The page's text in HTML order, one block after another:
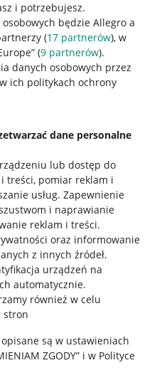
i potrzebujesz.
będzie Allegro a
(17 partnerów), w
(9 partnerów).
danych osobowych przez
ich politykach ochrony
dane personalne
lub dostęp do
treści, pomiar reklam i
usług. Zapewnienie
i naprawianie
reklam i treści.
oraz informowanie
z innych źródeł.
urządzeń na
automatycznie.
również w celu
stron
są w ustawieniach
ZGODY” i w Polityce